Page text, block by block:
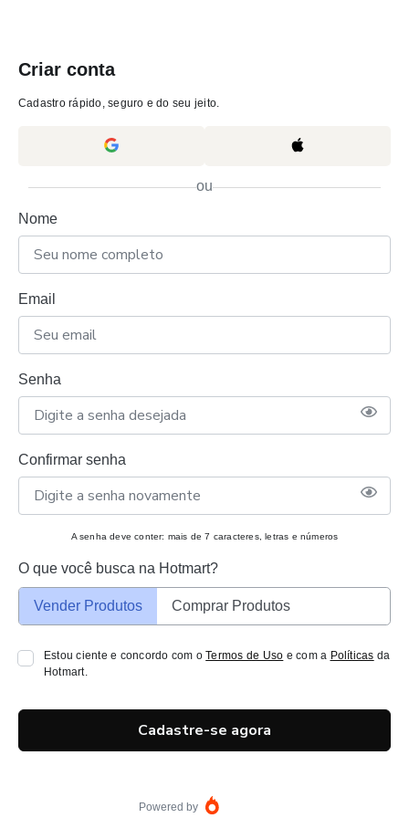
Criar conta
Cadastro rápido, seguro e do seu jeito.
ou
Nome
Email
Senha
Confirmar senha
A senha deve conter: mais de 7 caracteres, letras e números
O que você busca na Hotmart?
Vender Produtos Comprar Produtos
Estou ciente e concordo com oTermos de Uso e com a Políticas da
Hotmart.
Cadastre-se agora
Powered by